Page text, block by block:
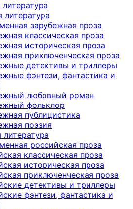
литература
зарубежная проза
классическая проза
историческая проза
приключенческая проза
детективы и триллеры
фэнтези, фантастика и
любовный роман
фольклор
публицистика
поэзия
литература
российская проза
классическая проза
историческая проза
приключенческая проза
детективы и триллеры
фэнтези, фантастика и